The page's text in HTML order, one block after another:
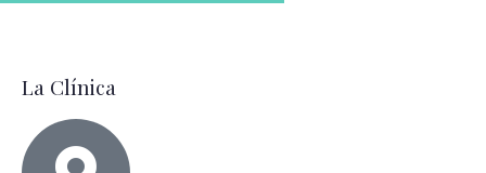
La Clínica